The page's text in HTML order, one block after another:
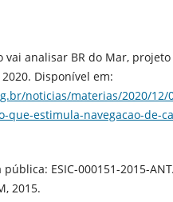
vai analisar BR do Mar,
Disponível em:
noticias/materias/2020/12/
estimula-navegacao-de-
pública: ESIC-000151-2015-
2015.